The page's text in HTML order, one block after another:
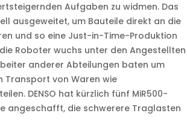
Aufgaben zu widmen. Das
ausgeweitet, um Bauteile direkt an die
und so eine Just-in-Time-Produktion
Roboter wuchs unter den Angestellten
anderer Abteilungen baten um
von Waren wie
DENSO hat kürzlich fünf MiR500-
angeschafft, die schwerere Traglasten